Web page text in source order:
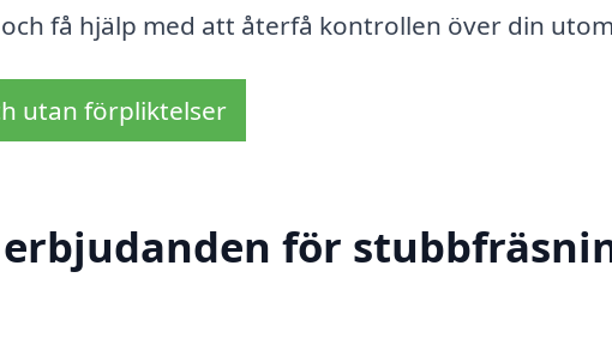
få hjälp med att återfå kontrollen över din
utan förpliktelser
för